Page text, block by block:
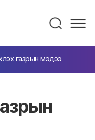
газрын мэдээ